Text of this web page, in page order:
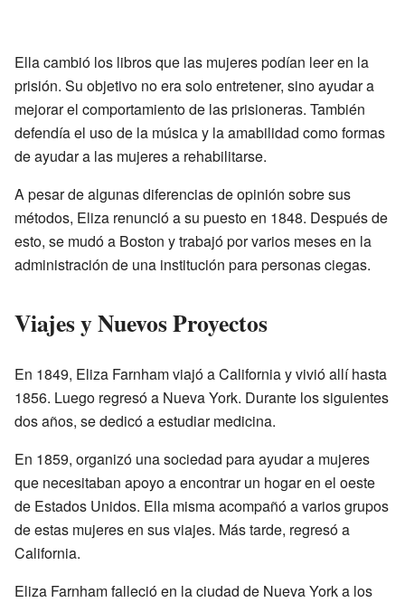
Ella cambió los libros que las mujeres podían leer en la
prisión. Su objetivo no era solo entretener, sino ayudar a
mejorar el comportamiento de las prisioneras. También
defendía el uso de la música y la amabilidad como formas
de ayudar a las mujeres a rehabilitarse.
A pesar de algunas diferencias de opinión sobre sus
métodos, Eliza renunció a su puesto en 1848. Después de
esto, se mudó a Boston y trabajó por varios meses en la
administración de una institución para personas ciegas.
Viajes y Nuevos Proyectos
En 1849, Eliza Farnham viajó a California y vivió allí hasta
1856. Luego regresó a Nueva York. Durante los siguientes
dos años, se dedicó a estudiar medicina.
En 1859, organizó una sociedad para ayudar a mujeres
que necesitaban apoyo a encontrar un hogar en el oeste
de Estados Unidos. Ella misma acompañó a varios grupos
de estas mujeres en sus viajes. Más tarde, regresó a
California.
Eliza Farnham falleció en la ciudad de Nueva York a los